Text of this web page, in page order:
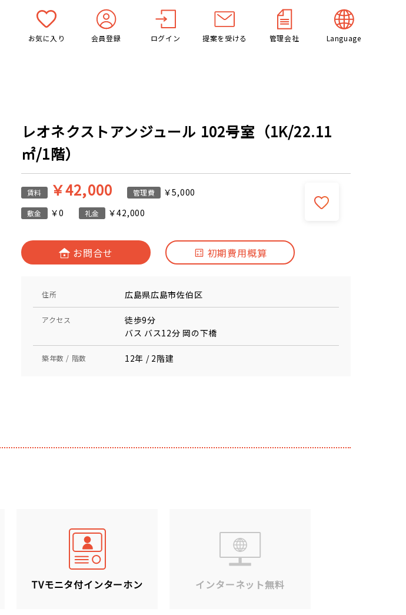
お気に入り 会員登録 ログイン 提案を受ける 管理会社 Language
レオネクストアンジュール 102号室（1K/22.11
㎡/1階）
賃料 ￥42,000 管理費 ￥5,000
敷金 ￥0 礼金 ￥42,000
お問合せ 初期費用概算
住所 広島県広島市佐伯区
アクセス
徒歩9分
バス バス12分 岡の下橋
築年数 / 階数 12年 / 2階建
TVモニタ付インターホン インターネット無料